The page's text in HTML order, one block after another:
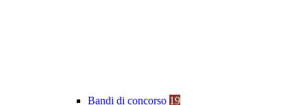
Bandi di concorso 19